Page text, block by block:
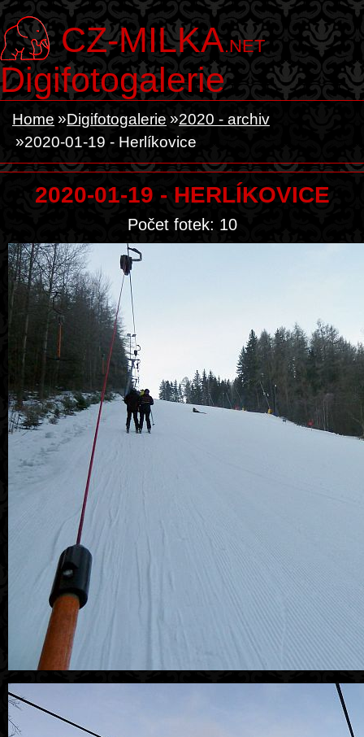
CZ-MILKA.NET
Digifotogalerie
Home Digifotogalerie
2020 - archiv
2020-01-19 - Herlíkovice
2020-01-19 - HERLÍKOVICE
Počet fotek: 10